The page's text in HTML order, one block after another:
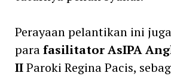
Perayaan pelantikan ini
parafasilitator AsIPA
IIParoki Regina Pacis,